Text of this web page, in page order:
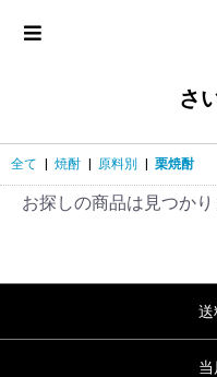
さ
全て 焼酎 原料別 栗焼酎
お探しの商品は見つか
送